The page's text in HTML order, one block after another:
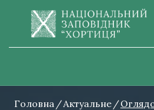
Головна Актуальне